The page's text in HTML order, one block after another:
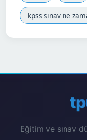
kpss sınav ne
Eğitim ve sınav